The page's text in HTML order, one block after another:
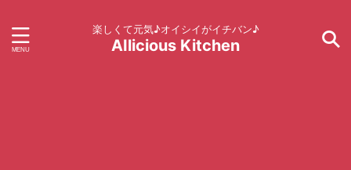
楽しくて元気♪オイシイがイチバン♪
AIlicious Kitchen